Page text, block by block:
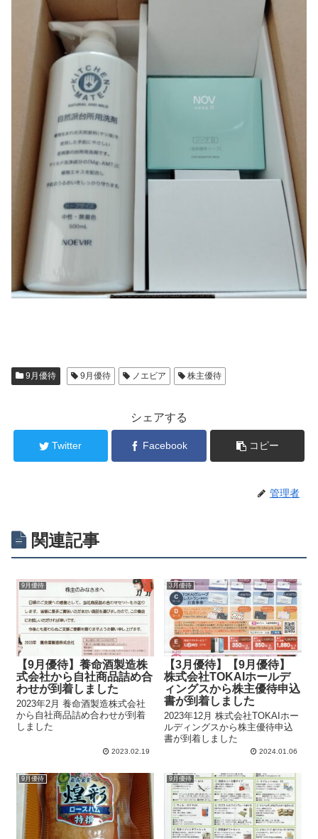
9月優待 9月優待 ノエビア 株主優待
シェアする
Twitter Facebook コピー
管理者
関連記事
9月優待
【9月優待】養命酒製造株
式会社から自社商品詰め合
わせが到着しました
2023年2月 養命酒製造株式会社
から自社商品詰め合わせが到着
しました
2023.02.19
3月優待
【3月優待】【9月優待】
株式会社TOKAIホールデ
ィングスから株主優待申込
書が到着しました
2023年12月 株式会社TOKAIホー
ルディングスから株主優待申込
書が到着しました
2024.01.06
9月優待 9月優待